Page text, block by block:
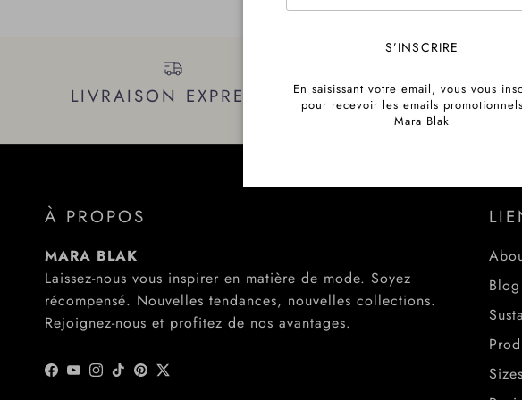
LIVRAISON EXPRESS! SOYEZ
À PROPOS
MARA BLAK
Laissez-nous vous inspirer en matière de mode. Soyez
récompensé. Nouvelles tendances, nouvelles collections.
Rejoignez-nous et profitez de nos avantages.
Facebook
YouTube
Instagram
TikTokPinterest
Twitter
Blog
Sizes
S’INSCRIRE
En saisissant votre email, vous vous
pour recevoir les emails
Mara Blak